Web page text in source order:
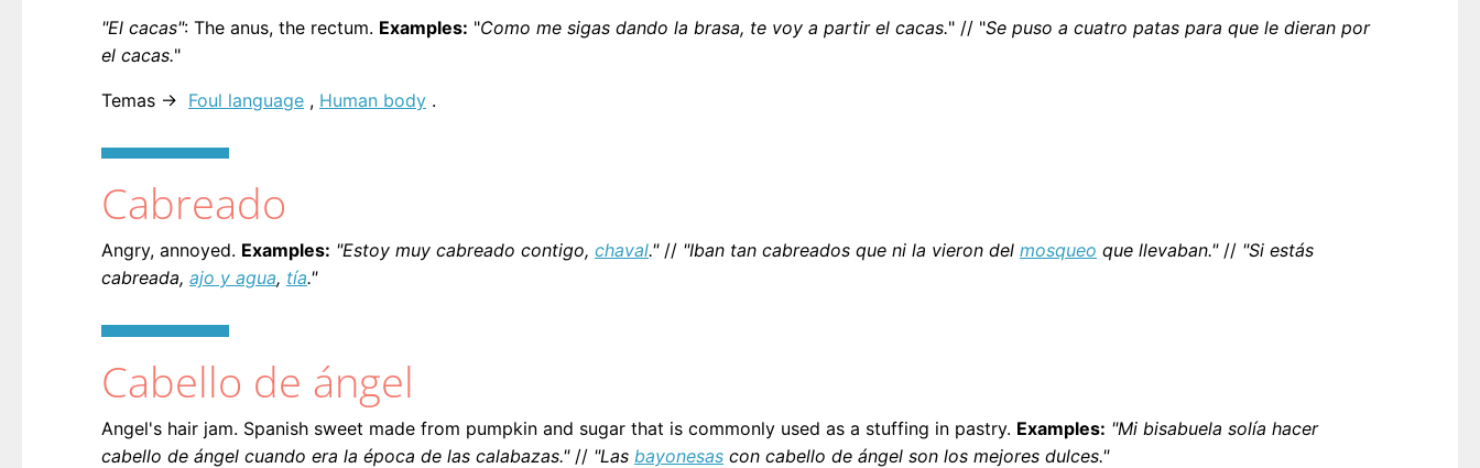
"El cacas": The anus, the rectum. Examples: "Como me sigas dando la brasa, te voy a partir el cacas." // "Se puso a cuatro patas para que le dieran por
el cacas."
Temas → Foul language , Human body .
Cabreado
Angry, annoyed. Examples: "Estoy muy cabreado contigo, chaval."// "Iban tan cabreados que ni la vieron del mosqueo que llevaban."// "Si estás
cabreada, ajo y agua, tía."
Cabello de ángel
Angel's hair jam. Spanish sweet made from pumpkin and sugar that is commonly used as a stuffing in pastry. Examples: "Mi bisabuela solía hacer
cabello de ángel cuando era la época de las calabazas."// "Las bayonesas con cabello de ángel son los mejores dulces."